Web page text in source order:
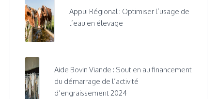
Appui Régional : Optimiser l’usage de
l’eau en élevage
Aide Bovin Viande : Soutien au financement
du démarrage de l’activité
d’engraissement 2024